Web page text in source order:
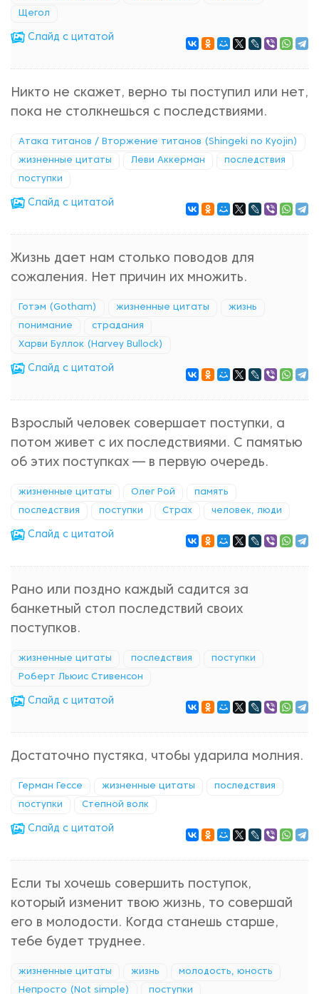
Щегол
Cлайд с цитатой
Никто не скажет, верно ты поступил или нет,
пока не столкнешься с последствиями.
Атака титанов / Вторжение титанов (Shingeki no Kyojin)
жизненные цитаты Леви Аккерман последствия
поступки
Cлайд с цитатой
Жизнь дает нам столько поводов для
сожаления. Нет причин их множить.
Готэм (Gotham) жизненные цитаты жизнь
понимание страдания
Харви Буллок (Harvey Bullock)
Cлайд с цитатой
Взрослый человек совершает поступки, а
потом живет с их последствиями. С памятью
об этих поступках — в первую очередь.
жизненные цитаты Олег Рой память
последствия поступки Страх человек, люди
Cлайд с цитатой
Рано или поздно каждый садится за
банкетный стол последствий своих
поступков.
жизненные цитаты последствия поступки
Роберт Льюис Стивенсон
Cлайд с цитатой
Достаточно пустяка, чтобы ударила молния.
Герман Гессе жизненные цитаты последствия
поступки Степной волк
Cлайд с цитатой
Если ты хочешь совершить поступок,
который изменит твою жизнь, то совершай
его в молодости. Когда станешь старше,
тебе будет труднее.
жизненные цитаты жизнь молодость, юность
Непросто (Not simple) поступки